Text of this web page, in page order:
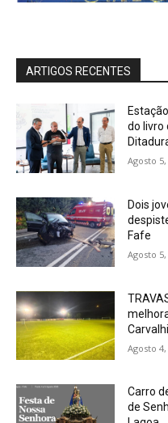
ARTIGOS RECENTES
do livro
Agosto 5,
Dois
Fafe
Agosto 5,
Agosto 4,
Carro
de